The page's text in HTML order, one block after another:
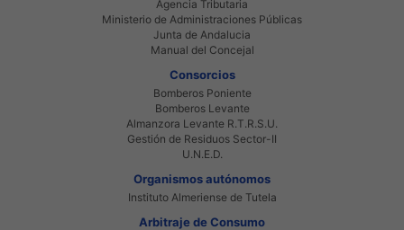
Agencia Tributaria
Ministerio de Administraciones Públicas
Junta de Andalucia
Manual del Concejal
Consorcios
Bomberos Poniente
Bomberos Levante
Almanzora Levante R.T.R.S.U.
Gestión de Residuos Sector-II
U.N.E.D.
Organismos autónomos
Instituto Almeriense de Tutela
Arbitraje de Consumo